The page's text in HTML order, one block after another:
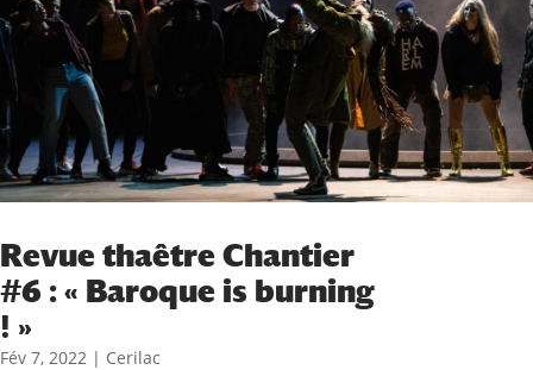
Revue thaêtre Chantier
#6 : « Baroque is burning
! »
Fév 7, 2022 | Cerilac